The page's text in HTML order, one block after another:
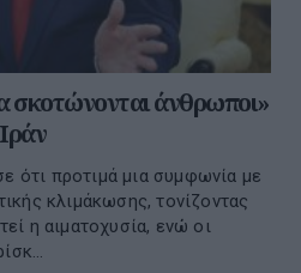
σκοτώνονται άνθρωποι»
ότι προτιμά μια συμφωνία με
κλιμάκωσης, τονίζοντας
η αιματοχυσία, ενώ οι